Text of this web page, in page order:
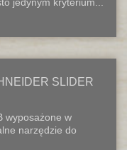
SLIDER
wyposażone w
narzędzie do